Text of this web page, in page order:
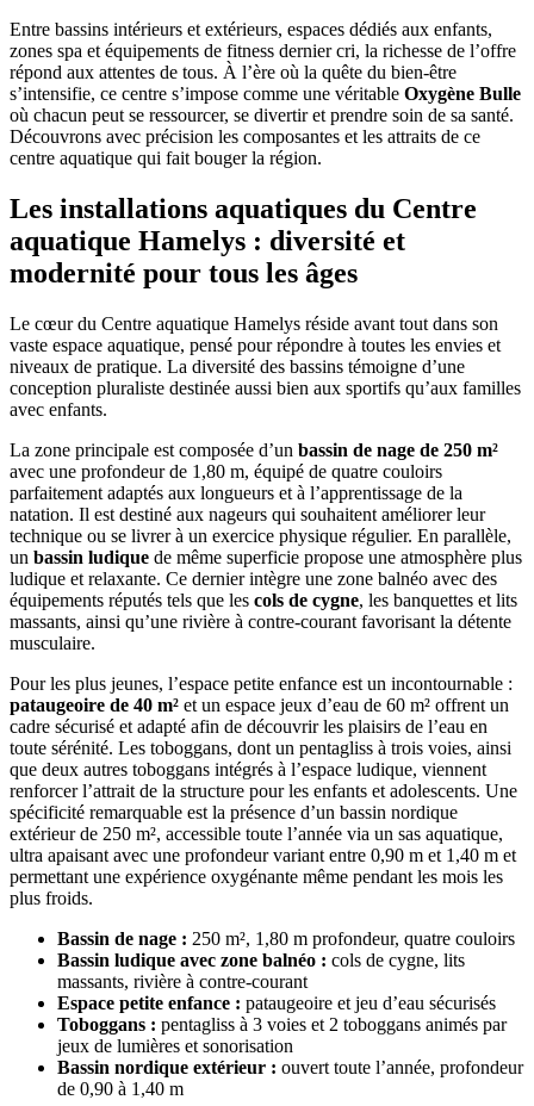
Entre bassins intérieurs et extérieurs, espaces dédiés aux enfants,
zones spa et équipements de fitness dernier cri, la richesse de l’offre
répond aux attentes de tous. À l’ère où la quête du bien-être
s’intensifie, ce centre s’impose comme une véritable Oxygène Bulle
où chacun peut se ressourcer, se divertir et prendre soin de sa santé.
Découvrons avec précision les composantes et les attraits de ce
centre aquatique qui fait bouger la région.
Les installations aquatiques du Centre
aquatique Hamelys : diversité et
modernité pour tous les âges
Le cœur du Centre aquatique Hamelys réside avant tout dans son
vaste espace aquatique, pensé pour répondre à toutes les envies et
niveaux de pratique. La diversité des bassins témoigne d’une
conception pluraliste destinée aussi bien aux sportifs qu’aux familles
avec enfants.
La zone principale est composée d’un bassin de nage de 250 m²
avec une profondeur de 1,80 m, équipé de quatre couloirs
parfaitement adaptés aux longueurs et à l’apprentissage de la
natation. Il est destiné aux nageurs qui souhaitent améliorer leur
technique ou se livrer à un exercice physique régulier. En parallèle,
un bassin ludique de même superficie propose une atmosphère plus
ludique et relaxante. Ce dernier intègre une zone balnéo avec des
équipements réputés tels que les cols de cygne, les banquettes et lits
massants, ainsi qu’une rivière à contre-courant favorisant la détente
musculaire.
Pour les plus jeunes, l’espace petite enfance est un incontournable :
pataugeoire de 40 m² et un espace jeux d’eau de 60 m² offrent un
cadre sécurisé et adapté afin de découvrir les plaisirs de l’eau en
toute sérénité. Les toboggans, dont un pentagliss à trois voies, ainsi
que deux autres toboggans intégrés à l’espace ludique, viennent
renforcer l’attrait de la structure pour les enfants et adolescents. Une
spécificité remarquable est la présence d’un bassin nordique
extérieur de 250 m², accessible toute l’année via un sas aquatique,
ultra apaisant avec une profondeur variant entre 0,90 m et 1,40 m et
permettant une expérience oxygénante même pendant les mois les
plus froids.
Bassin de nage : 250 m², 1,80 m profondeur, quatre couloirs
Bassin ludique avec zone balnéo : cols de cygne, lits
massants, rivière à contre-courant
Espace petite enfance : pataugeoire et jeu d’eau sécurisés
Toboggans : pentagliss à 3 voies et 2 toboggans animés par
jeux de lumières et sonorisation
Bassin nordique extérieur : ouvert toute l’année, profondeur
de 0,90 à 1,40 m